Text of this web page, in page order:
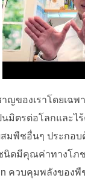
ของเราโดยเฉ
นมิตรต่อโลกแล
มพืชอื่นๆ ประกอ
ดมีคุณค่าทางโภ
ควบคุมพลังของ